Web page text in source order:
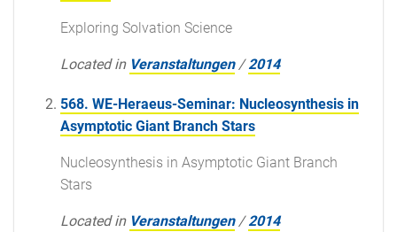
Exploring Solvation Science
Located in Veranstaltungen /2014
568. WE-Heraeus-Seminar: Nucleosynthesis in
Asymptotic Giant Branch Stars
Nucleosynthesis in Asymptotic Giant Branch
Stars
Located in Veranstaltungen /2014